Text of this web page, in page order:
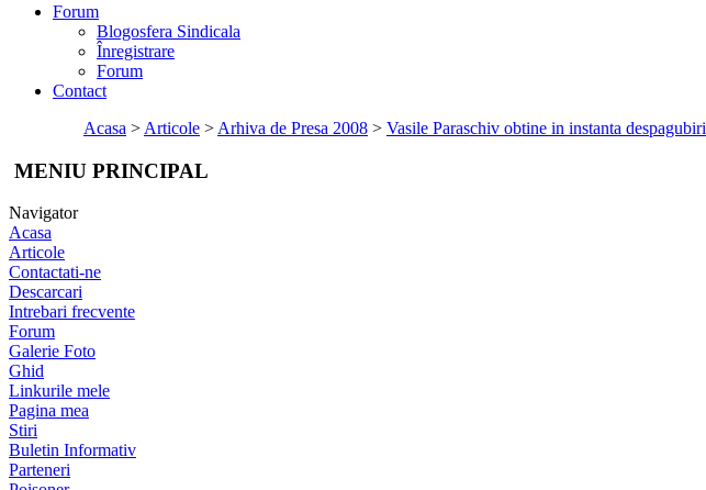
Forum
Blogosfera Sindicala
Înregistrare
Forum
Contact
Acasa > Articole > Arhiva de Presa 2008 > Vasile Paraschiv obtine in instanta despagubiri
MENIU PRINCIPAL
Navigator
Acasa
Articole
Contactati-ne
Descarcari
Intrebari frecvente
Forum
Galerie Foto
Ghid
Linkurile mele
Pagina mea
Stiri
Buletin Informativ
Parteneri